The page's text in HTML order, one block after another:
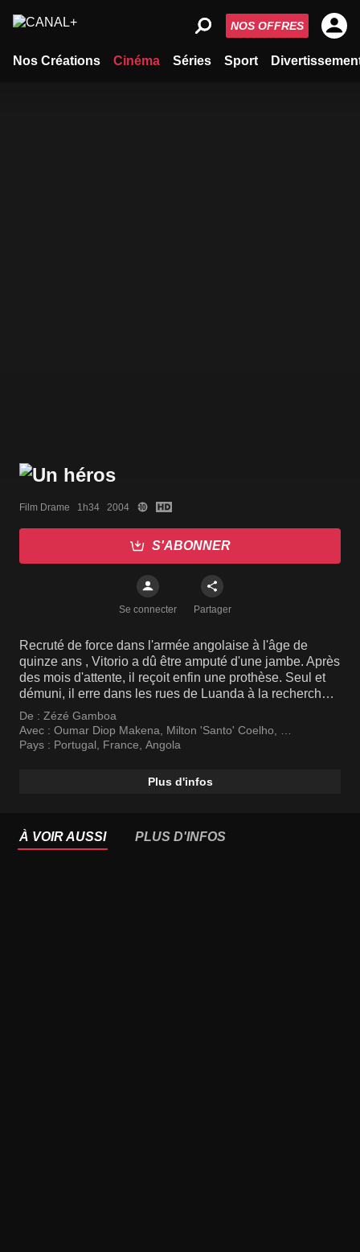
Nos Créations Cinéma Séries Sport
NOS OFFRES
Film Drame   1h34   2004
S'ABONNER
Se connecter Partager
Recruté de force dans l'armée angolaise à l'âge de
quinze ans , Vitorio a dû être amputé d'une jambe. Après
des mois d'attente, il reçoit enfin une prothèse. Seul et
démuni, il erre dans les rues de Luanda à la recherche
de travail et de sa famille dont il est sans nouvelles.
De : Zézé Gamboa
Avec : Oumar Diop Makena, Milton 'Santo' Coelho,
Maria Ceiça
Pays : Portugal, France, Angola
Plus d'infos
À VOIR AUSSI PLUS D'INFOS